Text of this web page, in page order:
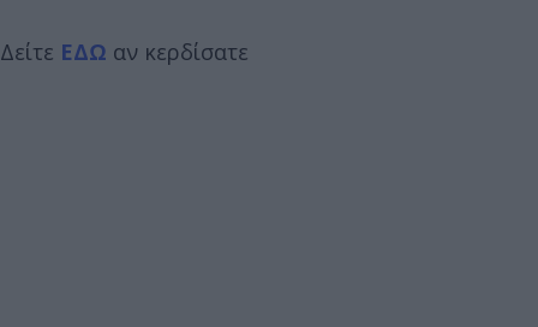
Δείτε ΕΔΩ αν κερδίσατε